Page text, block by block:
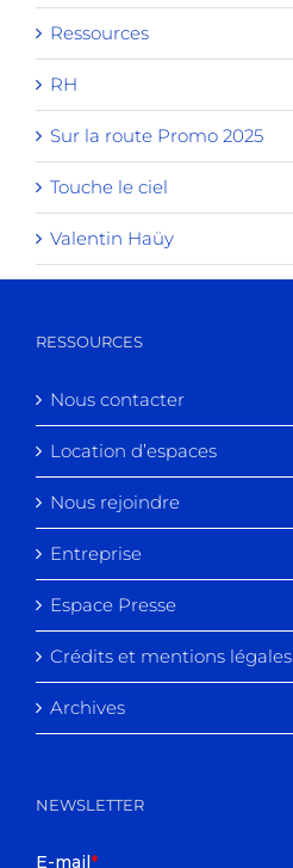
Ressources
RH
Sur la route Promo 2025
Touche le ciel
Valentin Haüy
RESSOURCES
Nous contacter
Location d’espaces
Nous rejoindre
Entreprise
Espace Presse
Crédits et mentions légales
Archives
NEWSLETTER